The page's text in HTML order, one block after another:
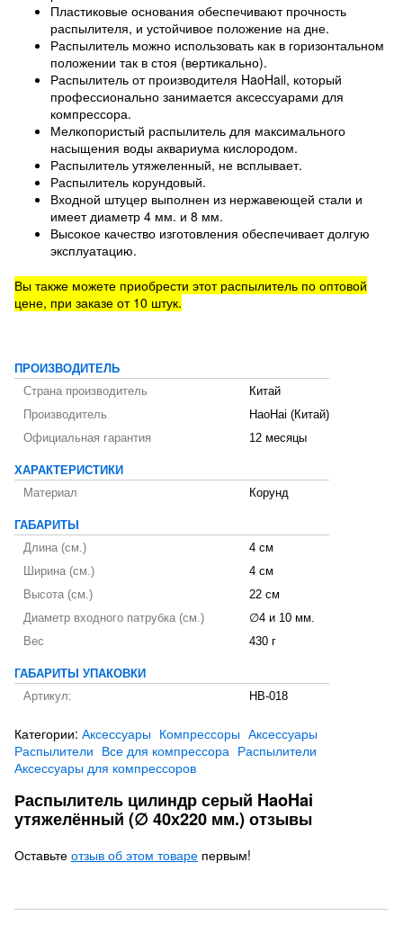
Пластиковые основания обеспечивают прочность
распылителя, и устойчивое положение на дне.
Распылитель можно использовать как в горизонтальном
положении так в стоя (вертикально).
Распылитель от производителя HaoHail, который
профессионально занимается аксессуарами для
компрессора.
Мелкопористый распылитель для максимального
насыщения воды аквариума кислородом.
Распылитель утяжеленный, не всплывает.
Распылитель корундовый.
Входной штуцер выполнен из нержавеющей стали и
имеет диаметр 4 мм. и 8 мм.
Высокое качество изготовления обеспечивает долгую
эксплуатацию.
Вы также можете приобрести этот распылитель по оптовой
цене, при заказе от 10 штук.
ПРОИЗВОДИТЕЛЬ
Страна производитель
Китай
Производитель
HaoHai (Китай)
Официальная гарантия
12 месяцы
ХАРАКТЕРИСТИКИ
Материал
Корунд
ГАБАРИТЫ
Длина (см.)
4 см
Ширина (см.)
4 см
Высота (см.)
22 см
Диаметр входного патрубка (см.)
∅4 и 10 мм.
Вес
430 г
ГАБАРИТЫ УПАКОВКИ
Артикул:
HB-018
Категории: Аксессуары Компрессоры Аксессуары
Распылители Все для компрессора Распылители
Аксессуары для компрессоров
Распылитель цилиндр серый HaoHai
утяжелённый (∅ 40х220 мм.) отзывы
Оставьте отзыв об этом товаре первым!